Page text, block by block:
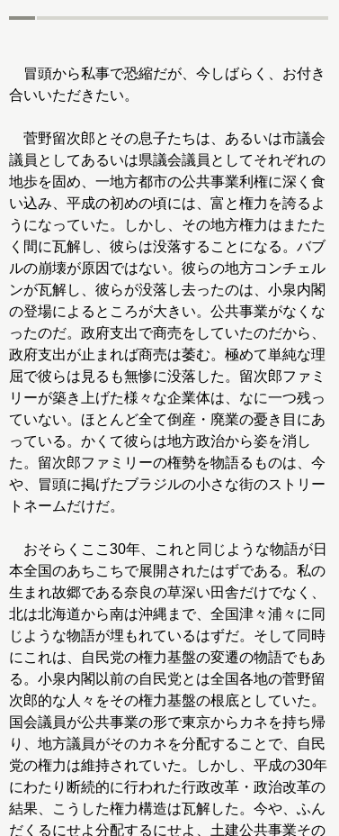
冒頭から私事で恐縮だが、今しばらく、お付き
合いいただきたい。
菅野留次郎とその息子たちは、あるいは市議会
議員としてあるいは県議会議員としてそれぞれの
地歩を固め、一地方都市の公共事業利権に深く食
い込み、平成の初めの頃には、富と権力を誇るよ
うになっていた。しかし、その地方権力はまたた
く間に瓦解し、彼らは没落することになる。バブ
ルの崩壊が原因ではない。彼らの地方コンチェル
ンが瓦解し、彼らが没落し去ったのは、小泉内閣
の登場によるところが大きい。公共事業がなくな
ったのだ。政府支出で商売をしていたのだから、
政府支出が止まれば商売は萎む。極めて単純な理
屈で彼らは見るも無惨に没落した。留次郎ファミ
リーが築き上げた様々な企業体は、なに一つ残っ
ていない。ほとんど全て倒産・廃業の憂き目にあ
っている。かくて彼らは地方政治から姿を消し
た。留次郎ファミリーの権勢を物語るものは、今
や、冒頭に掲げたブラジルの小さな街のストリー
トネームだけだ。
おそらくここ30年、これと同じような物語が日
本全国のあちこちで展開されたはずである。私の
生まれ故郷である奈良の草深い田舎だけでなく、
北は北海道から南は沖縄まで、全国津々浦々に同
じような物語が埋もれているはずだ。そして同時
にこれは、自民党の権力基盤の変遷の物語でもあ
る。小泉内閣以前の自民党とは全国各地の菅野留
次郎的な人々をその権力基盤の根底としていた。
国会議員が公共事業の形で東京からカネを持ち帰
り、地方議員がそのカネを分配することで、自民
党の権力は維持されていた。しかし、平成の30年
にわたり断続的に行われた行政改革・政治改革の
結果、こうした権力構造は瓦解した。今や、ふん
だくるにせよ分配するにせよ、土建公共事業その